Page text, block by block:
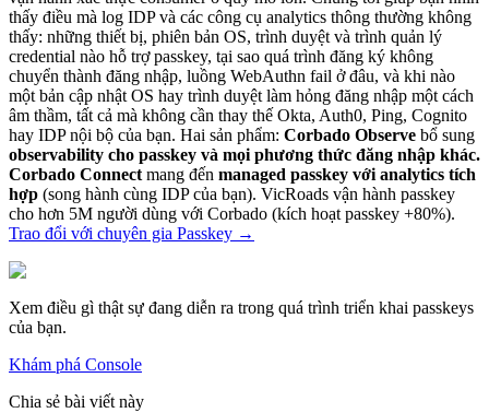
thấy điều mà log IDP và các công cụ analytics thông thường không
thấy: những thiết bị, phiên bản OS, trình duyệt và trình quản lý
credential nào hỗ trợ passkey, tại sao quá trình đăng ký không
chuyển thành đăng nhập, luồng WebAuthn fail ở đâu, và khi nào
một bản cập nhật OS hay trình duyệt làm hỏng đăng nhập một cách
âm thầm, tất cả mà không cần thay thế Okta, Auth0, Ping, Cognito
hay IDP nội bộ của bạn. Hai sản phẩm: Corbado Observe bổ sung
observability cho passkey và mọi phương thức đăng nhập khác.
Corbado Connectmang đến managed passkey với analytics tích
hợp (song hành cùng IDP của bạn). VicRoads vận hành passkey
cho hơn 5M người dùng với Corbado (kích hoạt passkey +80%).
Trao đổi với chuyên gia Passkey →
Xem điều gì thật sự đang diễn ra trong quá trình triển khai passkeys
của bạn.
Khám phá Console
Chia sẻ bài viết này